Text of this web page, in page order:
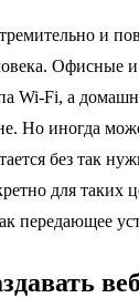
и
Офисные
Wi-Fi, а
Но иногда
без так
для таких
передающее